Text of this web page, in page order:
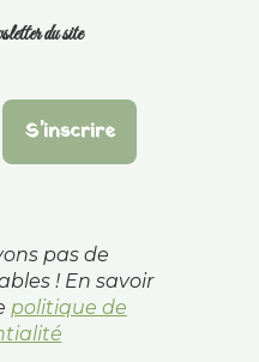
du site
pas de
! En savoir
politique de